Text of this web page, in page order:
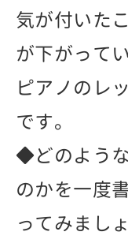
気が付いた
が下がって
ピアノのレ
です。
◆どのよう
のかを一度
ってみましょ